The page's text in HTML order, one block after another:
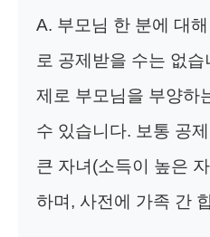
A. 부모님 한 분에 대
로 공제받을 수는 없
제로 부모님을 부양하
수 있습니다. 보통 공
큰 자녀(소득이 높은
하며, 사전에 가족 간